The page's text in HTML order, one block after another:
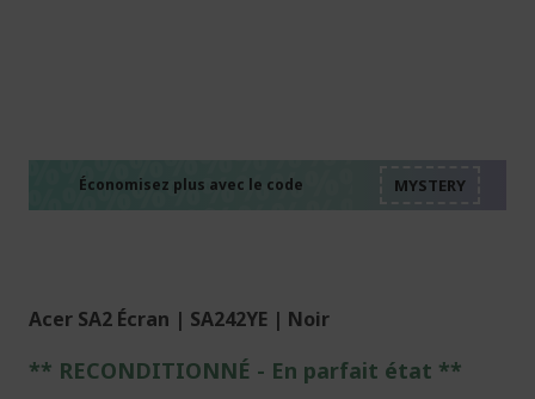
Économisez plus avec le code
Acer SA2 Écran | SA242YE | Noir
** RECONDITIONNÉ - En parfait état **